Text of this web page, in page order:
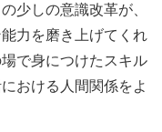
少しの意識改革が、
力を磨き上げてくれ
で身につけたスキル
おける人間関係をよ